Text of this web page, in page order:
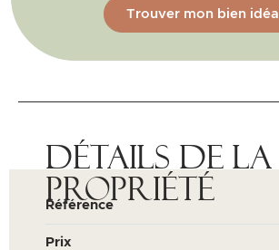
Trouver mon bien idéal
Détails de la
propriété
Référence
Prix